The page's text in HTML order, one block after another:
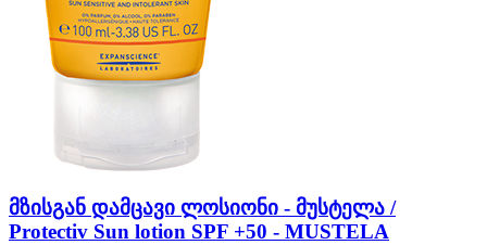
მზისგან დამცავი ლოსიონი - მუსტელა /
Protectiv Sun lotion SPF +50 - MUSTELA